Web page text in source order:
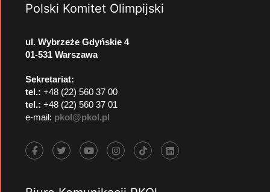
Polski Komitet Olimpijski
ul. Wybrzeże Gdyńskie 4
01-531 Warszawa
Sekretariat:
tel.: +48 (22) 560 37 00
tel.: +48 (22) 560 37 01
e-mail: pkol@pkol.pl